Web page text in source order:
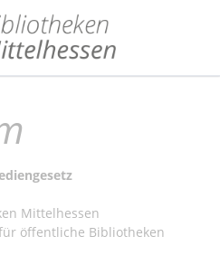
Mittelhessen
öffentliche Bibliotheken